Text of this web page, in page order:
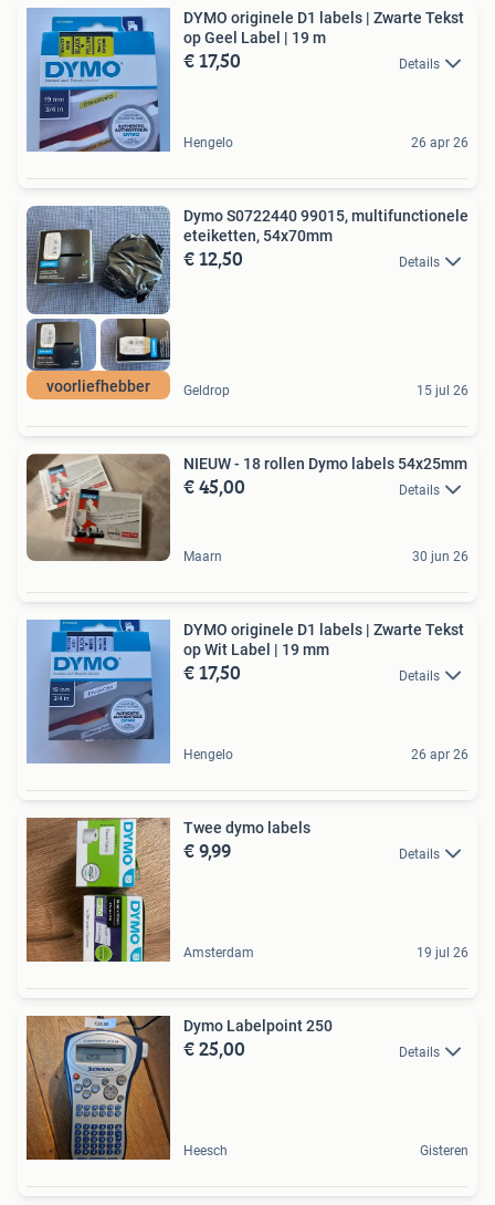
DYMO originele D1 labels | Zwarte Tekst
op Geel Label | 19 m
€ 17,50 Details
Hengelo 26 apr 26
voorliefhebber
Dymo S0722440 99015, multifunctionele
eteiketten, 54x70mm
€ 12,50 Details
Geldrop 15 jul 26
NIEUW - 18 rollen Dymo labels 54x25mm
€ 45,00 Details
Maarn 30 jun 26
DYMO originele D1 labels | Zwarte Tekst
op Wit Label | 19 mm
€ 17,50 Details
Hengelo 26 apr 26
Twee dymo labels
€ 9,99 Details
Amsterdam 19 jul 26
Dymo Labelpoint 250
€ 25,00 Details
Heesch Gisteren